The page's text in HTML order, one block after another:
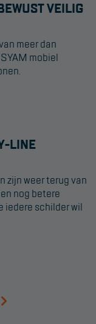
VEILIG
meer dan
mobiel
LINE
zijn weer terug van
nog betere
iedere schilder wil